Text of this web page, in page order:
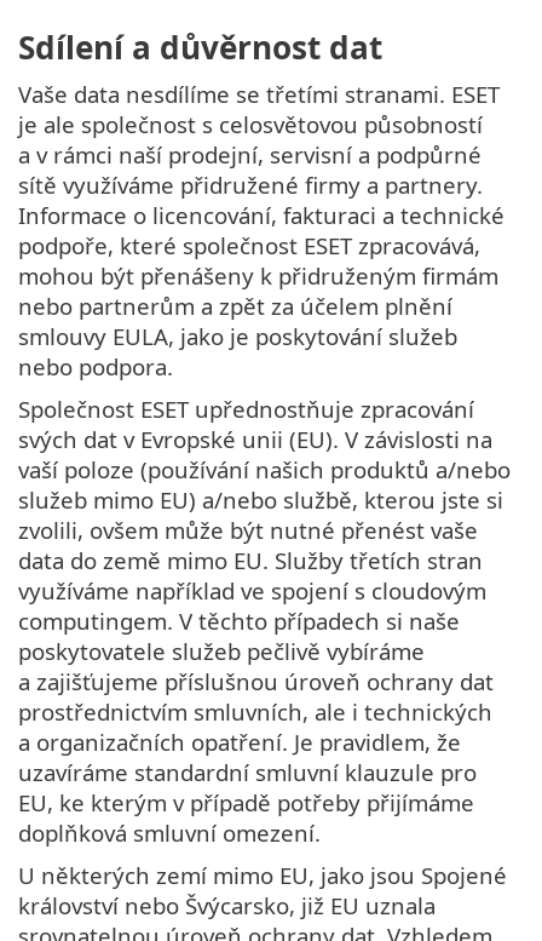
Sdílení a důvěrnost dat
Vaše data nesdílíme se třetími stranami. ESET
je ale společnost s celosvětovou působností
a v rámci naší prodejní, servisní a podpůrné
sítě využíváme přidružené firmy a partnery.
Informace o licencování, fakturaci a technické
podpoře, které společnost ESET zpracovává,
mohou být přenášeny k přidruženým firmám
nebo partnerům a zpět za účelem plnění
smlouvy EULA, jako je poskytování služeb
nebo podpora.
Společnost ESET upřednostňuje zpracování
svých dat v Evropské unii (EU). V závislosti na
vaší poloze (používání našich produktů a/nebo
služeb mimo EU) a/nebo službě, kterou jste si
zvolili, ovšem může být nutné přenést vaše
data do země mimo EU. Služby třetích stran
využíváme například ve spojení s cloudovým
computingem. V těchto případech si naše
poskytovatele služeb pečlivě vybíráme
a zajišťujeme příslušnou úroveň ochrany dat
prostřednictvím smluvních, ale i technických
a organizačních opatření. Je pravidlem, že
uzavíráme standardní smluvní klauzule pro
EU, ke kterým v případě potřeby přijímáme
doplňková smluvní omezení.
U některých zemí mimo EU, jako jsou Spojené
království nebo Švýcarsko, již EU uznala